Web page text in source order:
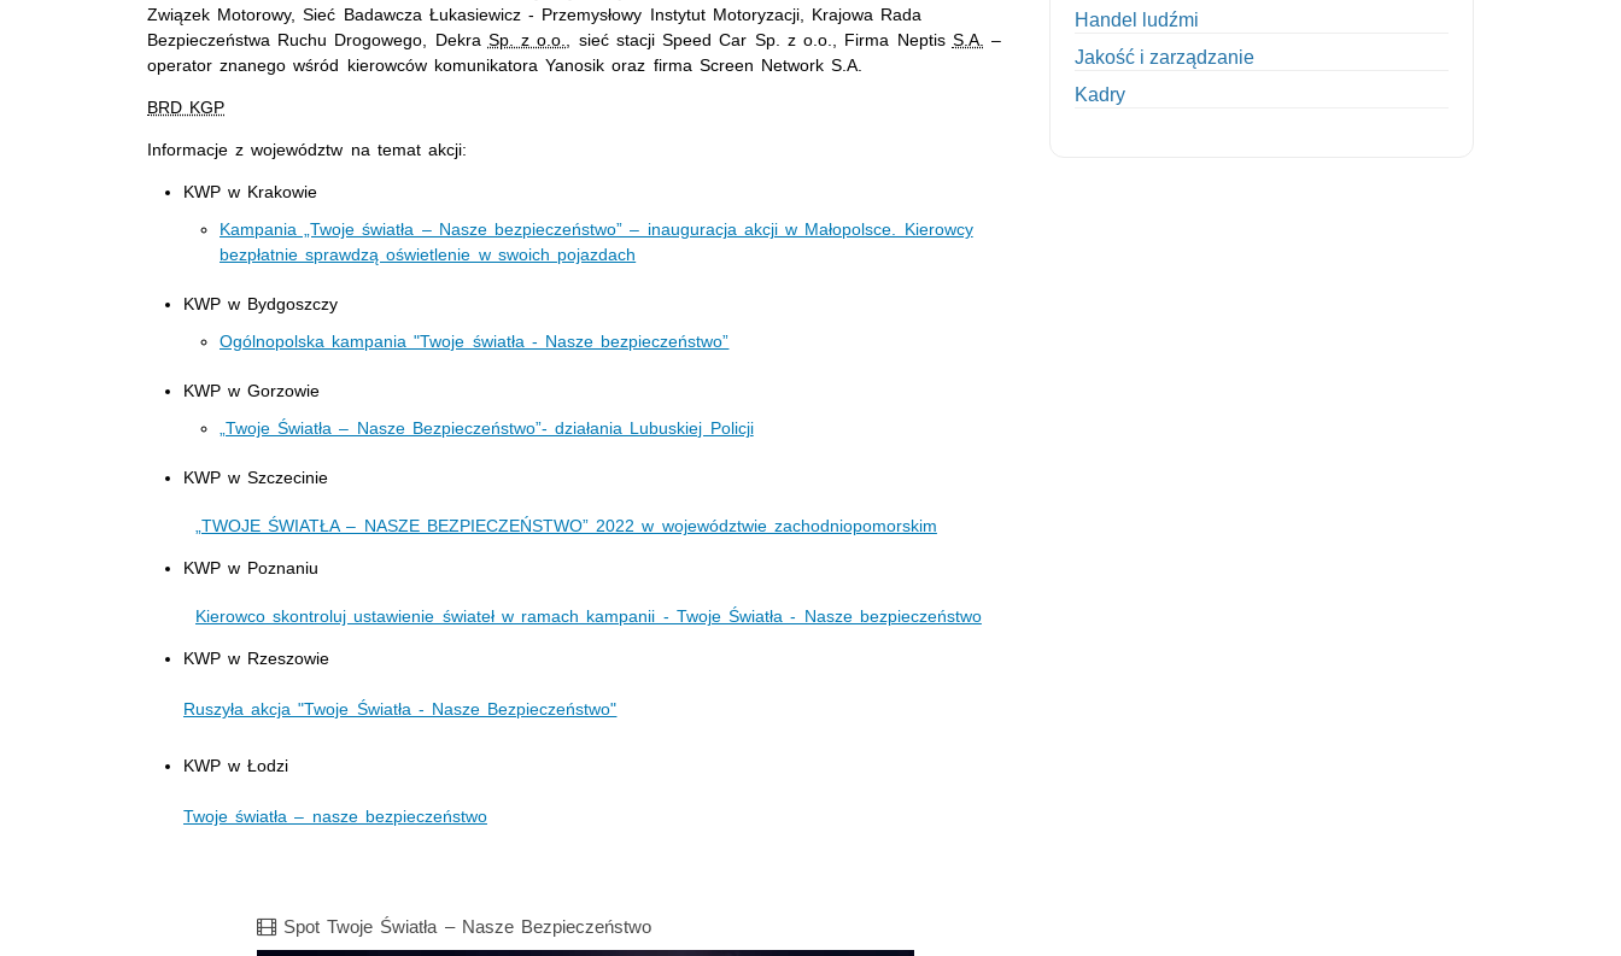
Związek Motorowy, Sieć Badawcza Łukasiewicz - Przemysłowy Instytut Motoryzacji, Krajowa Rada
Bezpieczeństwa Ruchu Drogowego, Dekra Sp. z o.o. , sieć stacji Speed Car Sp. z o.o., Firma Neptis S.A.
–
operator znanego wśród kierowców komunikatora Yanosik oraz firma Screen Network S.A.
BRD KGP
Informacje z województw na temat akcji:
KWP w Krakowie
Kampania „Twoje światła – Nasze bezpieczeństwo” – inauguracja akcji w Małopolsce. Kierowcy
bezpłatnie sprawdzą oświetlenie w swoich pojazdach
KWP w Bydgoszczy
Ogólnopolska kampania "Twoje światła - Nasze bezpieczeństwo”
KWP w Gorzowie
„Twoje Światła – Nasze Bezpieczeństwo”- działania Lubuskiej Policji
KWP w Szczecinie
„TWOJE ŚWIATŁA – NASZE BEZPIECZEŃSTWO” 2022 w województwie zachodniopomorskim
KWP w Poznaniu
Kierowco skontroluj ustawienie świateł w ramach kampanii - Twoje Światła - Nasze bezpieczeństwo
KWP w Rzeszowie
Ruszyła akcja "Twoje Światła - Nasze Bezpieczeństwo"
KWP w Łodzi
Twoje światła – nasze bezpieczeństwo
Film
Spot Twoje Światła – Nasze Bezpieczeństwo
Handel ludźmi
Jakość i zarządzanie
Kadry